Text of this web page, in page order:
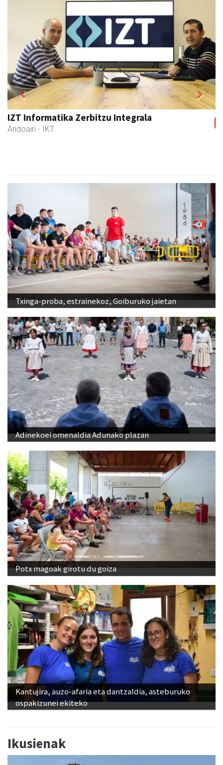
Coviran Karrika
Andoain - Janari-dendak
Previous Next
Txinga-proba, estrainekoz, Goiburuko jaietan
Adinekoei omenaldia Adunako plazan
Potx magoak girotu du goiza
Kantujira, auzo-afaria eta dantzaldia, asteburuko
ospakizunei ekiteko
Ikusienak